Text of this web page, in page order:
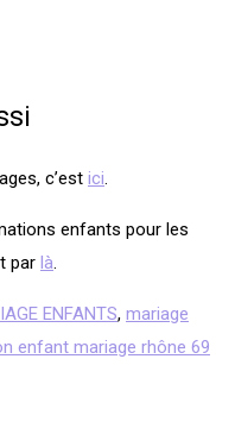
c’est ici.
enfants pour les
par là.
ENFANTS, mariage
enfant mariage rhône 69